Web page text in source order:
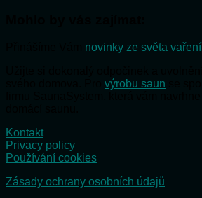
novinky ze světa vaření
výrobu saun
Kontakt
Privacy policy
Používání cookies
Zásady ochrany osobních údajů